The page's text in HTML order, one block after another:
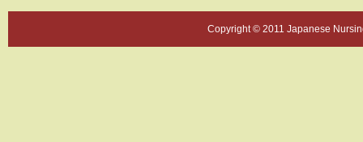
Copyright © 2011 Japanese